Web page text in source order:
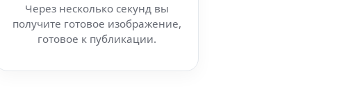
Через несколько секунд вы
получите готовое изображение,
готовое к публикации.